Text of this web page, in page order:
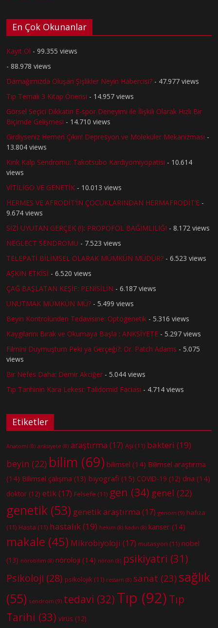
En Çok Okunanlar
Kayıt Ol - 99.355 views
- 88.978 views
Damağımızda Oluşan Şişlikler Neyin Habercisi? - 47.977 views
Tıp Temalı 3 Kitap Önerisi - 14.957 views
Görsel Seçici Dikkatin E-spor Deneyimi ile İlişkili Olarak Hızlı Bir
Biçimde Gelişmesi - 14.710 views
Girdiyseniz Hemen Çıkın! Depresyon ve Moleküler Mekanizması -
13.804 views
Kırık Kalp Sendromu: Takotsubo Kardiyomiyopatisi - 10.614
views
VİTİLİGO VE GENETİK - 10.013 views
HERMES VE AFRODİT’İN ÇOCUKLARINDAN HERMAFRODİT’E -
9.674 views
SİZİ UYUTAN GERÇEK (!): PROPOFOL BAĞIMLILIĞI - 8.172 views
NEGLECT SENDROMU - 7.523 views
TELEPATİ BİLİMSEL OLARAK MÜMKÜN MÜDÜR? - 6.523 views
AŞKIN ETKİSİ - 6.520 views
ÇAĞ BAŞLATAN KEŞİF: PENİSİLİN - 6.187 views
UNUTMAK MÜMKÜN MÜ? - 5.499 views
Beyin Kontrolünden Tedavisine: Optogenetik - 5.316 views
Kaygılarını Bırak ve Okumaya Başla : ANKSİYETE - 5.297 views
Filmini Duymuştum Peki ya Gerçeği?: Dr. Patch Adams - 5.075
views
Bir Nefes Daha: Demir Akciğer - 5.044 views
Tıp Tarihinin Kara Lekesi: Talidomid Faciası - 4.714 views
Etiketler
Anatomi (8) anksiyete (8) araştırma (17) Aşı (11) bakteri (19)
beyin (22) bilim (69) bilimsel (14) Bilimsel araştırma
(14) Bilimsel çalışma (13) biyografi (15) COVID-19 (12) dna (14)
doktor (12) etik(17) Felsefe (11) gen (34) genel (22)
genetik (53) genetik araştırma (17) genom (9) hafıza
(11) Hasta (11) hastalık(19) hekim (8) kadın (8) kanser (14)
makale (45) Mikrobiyoloji (17) mutasyon (11) nobel
(13) nörobilim (8) nöroloji (14) nöron (8) psikiyatri (31)
Psikoloji (28) psikolojik (11) ressam (8) sanat (23) sağlık
(55) sendrom (9) tedavi (32) Tıp (92) Tıp
Tarihi (33) virüs (12)